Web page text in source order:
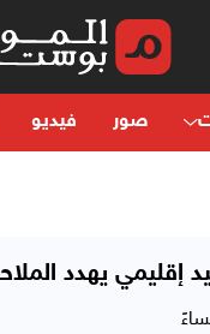
صور فيديو
يهدد